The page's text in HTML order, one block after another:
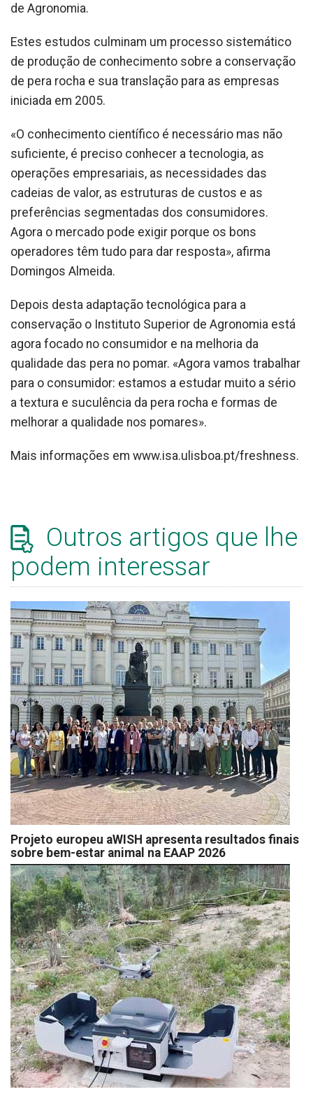
de Agronomia.
Estes estudos culminam um processo sistemático
de produção de conhecimento sobre a conservação
de pera rocha e sua translação para as empresas
iniciada em 2005.
«O conhecimento científico é necessário mas não
suficiente, é preciso conhecer a tecnologia, as
operações empresariais, as necessidades das
cadeias de valor, as estruturas de custos e as
preferências segmentadas dos consumidores.
Agora o mercado pode exigir porque os bons
operadores têm tudo para dar resposta», afirma
Domingos Almeida.
Depois desta adaptação tecnológica para a
conservação o Instituto Superior de Agronomia está
agora focado no consumidor e na melhoria da
qualidade das pera no pomar. «Agora vamos trabalhar
para o consumidor: estamos a estudar muito a sério
a textura e suculência da pera rocha e formas de
melhorar a qualidade nos pomares».
Mais informações em www.isa.ulisboa.pt/freshness.
Outros artigos que lhe
podem interessar
Projeto europeu aWISH apresenta resultados finais
sobre bem-estar animal na EAAP 2026